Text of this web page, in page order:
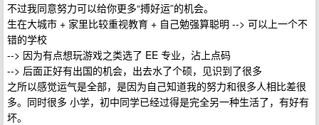
不过我同意努力可以给你更多“搏好运”的机会。
生在大城市 + 家里比较重视教育 + 自己勉强算聪明 --> 可以上一个不
错的学校
--> 因为有点想玩游戏之类选了 EE 专业，沾上点码
--> 后面正好有出国的机会，出去水了个硕，见识到了很多
之所以感觉运气是全部，是因为自己知道我的努力和很多人相比差很
多。同时很多 小学，初中同学已经过得是完全另一种生活了，有好有
坏。